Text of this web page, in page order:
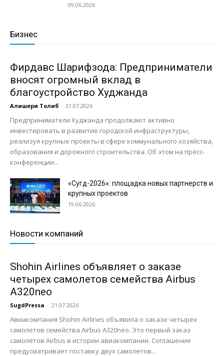
09.06.2026
Бизнес
Фирдавс Шарифзода: Предприниматели
вносят огромный вклад в
благоустройство Худжанда
Алишери Толиб - 31.07.2026
Предприниматели Худжанда продолжают активно
инвестировать в развитие городской инфраструктуры,
реализуя крупные проекты в сфере коммунального хозяйства,
образования и дорожного строительства. Об этом на пресс-
конференции...
«Сугд-2026»: площадка новых партнерств и
крупных проектов
19.06.2026
Новости компаний
Shohin Airlines объявляет о заказе
четырех самолетов семейства Airbus
A320neo
SugdPressa - 21.07.2026
Авиакомпания Shohin Airlines объявила о заказе четырех
самолетов семейства Airbus A320neo. Это первый заказ
самолётов Airbus в истории авиакомпании. Соглашение
предусматривает поставку двух самолетов...